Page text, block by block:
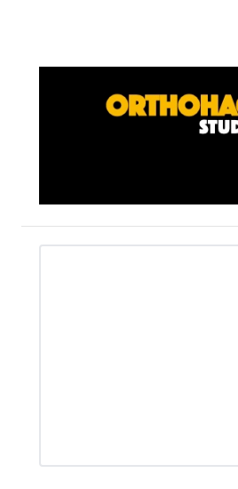
Barra
primaria